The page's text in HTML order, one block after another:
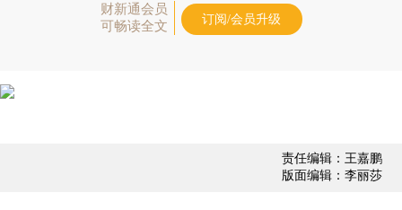
财新通会员
可畅读全文
订阅/会员升级
责任编辑：王嘉鹏
版面编辑：李丽莎